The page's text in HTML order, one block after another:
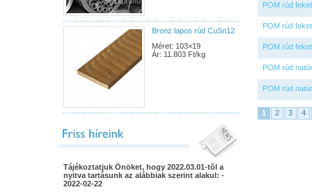
Bronz lapos rúd CuSn12
Méret: 103×19
Ár: 11.803 Ft/kg
Tájékoztatjuk Önöket, hogy 2022.03.01-tõl a
nyitva tartásunk az alábbiak szerint alakul: -
2022-02-22
POM rúd
POM rúd
POM rúd
POM rúd natúr
POM rúd natúr
1 2 3 4